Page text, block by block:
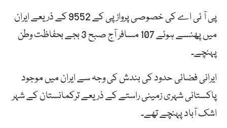
پی آ ئی اے کی خصوصی پرواز پی کے 9552 کے ذریعے ایران
میں پھنسے ہوئے 107 مسافر آج صبح 3 بجے بحفاظت وطن
پہنچے۔
ایرانی فضائی حدود کی بندش کی وجہ سے ایران میں موجود
پاکستانی شہری زمینی راستے کے ذریعے ترکمانستان کے شہر
اشک آباد پہنچے تھے۔